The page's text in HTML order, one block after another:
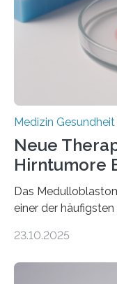
hypertrophe
erblich bedingte
sich die linke
stark kontrahiert…
Medizin Gesundheit
Neue
Hirntumore
Das
einer der
Betroffenen
23.10.2025